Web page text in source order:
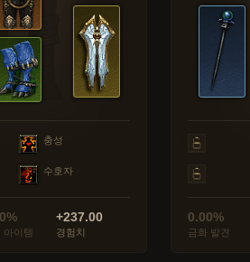
충성
수호자
아이템
+237.00
경험치
0.00%
금화 발견